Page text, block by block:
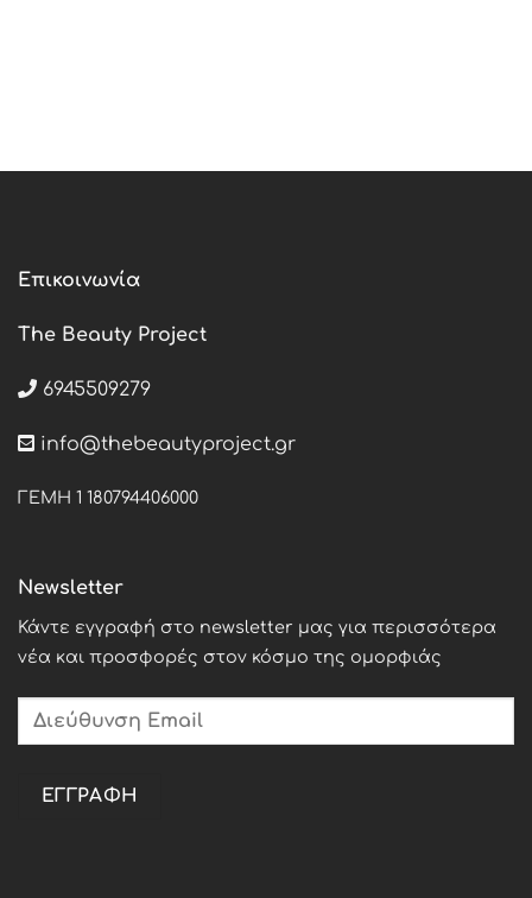
Επικοινωνία
The Beauty Project
6945509279
info@thebeautyproject.gr
ΓΕΜΗ 1 180794406000
Newsletter
Κάντε εγγραφή στο newsletter μας για περισσότερα
νέα και προσφορές στον κόσμο της ομορφιάς